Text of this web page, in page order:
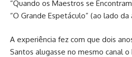
“Quando os Maestros se
“O Grande Espetáculo” (ao lado da
A experiência fez com que dois
Santos alugasse no mesmo canal